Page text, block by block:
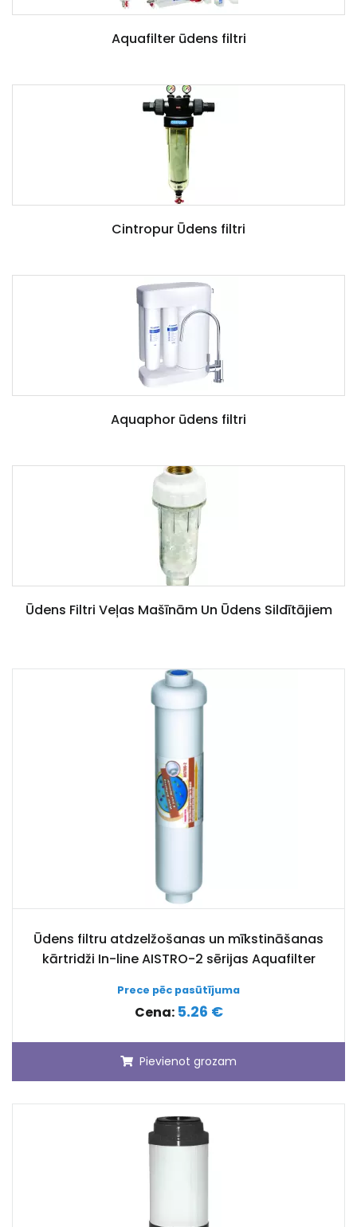
Aquafilter ūdens filtri
Cintropur Ūdens filtri
Aquaphor ūdens filtri
Ūdens Filtri Veļas Mašīnām Un Ūdens Sildītājiem
Ūdens filtru atdzelžošanas un mīkstināšanas
kārtridži In-line AISTRO-2 sērijas Aquafilter
Prece pēc pasūtījuma
Cena: 5.26 €
Pievienot grozam